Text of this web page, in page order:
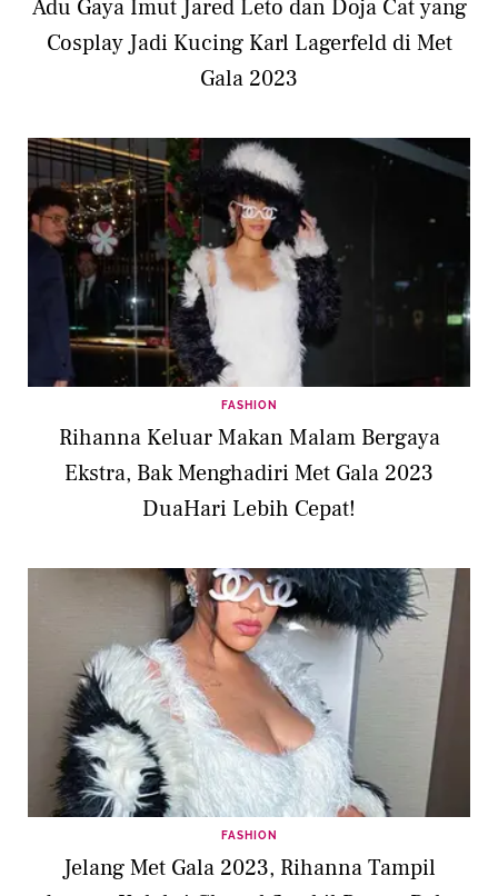
Adu Gaya Imut Jared Leto dan Doja Cat yang
Cosplay Jadi Kucing Karl Lagerfeld di Met
Gala 2023
FASHION
Rihanna Keluar Makan Malam Bergaya
Ekstra, Bak Menghadiri Met Gala 2023
DuaHari Lebih Cepat!
FASHION
Jelang Met Gala 2023, Rihanna Tampil